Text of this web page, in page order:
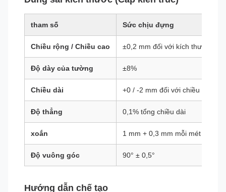
tham số Sức chịu đựng
Chiều rộng / Chiều cao ±0,2 mm đối với kích thước 50
Độ dày của tường ±8%
Chiều dài +0 / -2 mm đối với chiều dài cố
Độ thẳng 0,1% tổng chiều dài
xoắn 1 mm + 0,3 mm mỗi mét
Độ vuông góc 90° ± 0,5°
Hướng dẫn chế tạo